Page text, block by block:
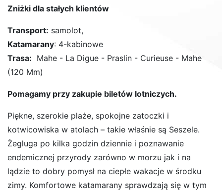
Zniżki dla stałych klientów
Transport: samolot,
Katamarany: 4-kabinowe
Trasa: Mahe - La Digue - Praslin - Curieuse - Mahe
(120 Mm)
Pomagamy przy zakupie biletów lotniczych.
Piękne, szerokie plaże, spokojne zatoczki i
kotwicowiska w atolach – takie właśnie są Seszele.
Żegluga po kilka godzin dziennie i poznawanie
endemicznej przyrody zarówno w morzu jak i na
lądzie to dobry pomysł na ciepłe wakacje w środku
zimy. Komfortowe katamarany sprawdzają się w tym